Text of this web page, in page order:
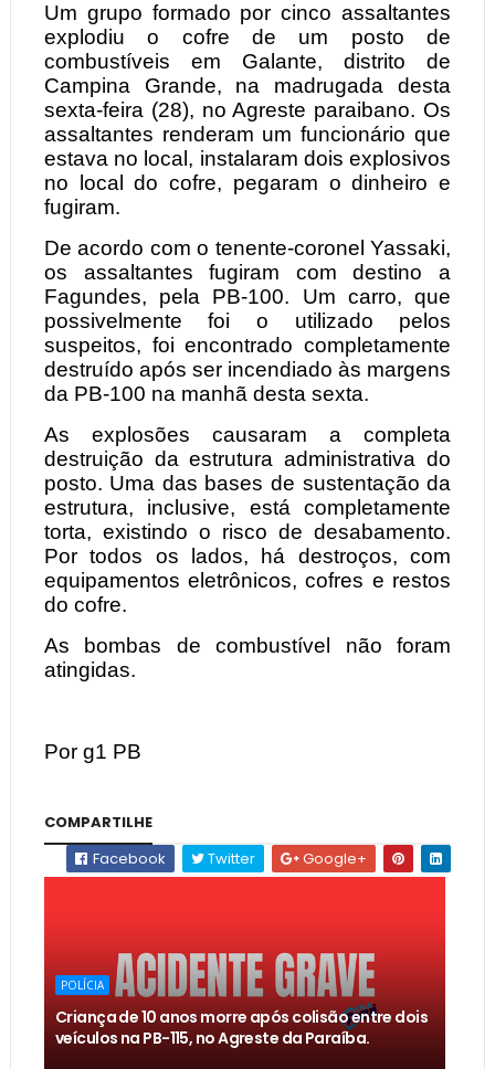
Um grupo formado por cinco assaltantes
explodiu o cofre de um posto de
combustíveis em Galante, distrito de
Campina Grande, na madrugada desta
sexta-feira (28), no Agreste paraibano. Os
assaltantes renderam um funcionário que
estava no local, instalaram dois explosivos
no local do cofre, pegaram o dinheiro e
fugiram.
De acordo com o tenente-coronel Yassaki,
os assaltantes fugiram com destino a
Fagundes, pela PB-100. Um carro, que
possivelmente foi o utilizado pelos
suspeitos, foi encontrado completamente
destruído após ser incendiado às margens
da PB-100 na manhã desta sexta.
As explosões causaram a completa
destruição da estrutura administrativa do
posto. Uma das bases de sustentação da
estrutura, inclusive, está completamente
torta, existindo o risco de desabamento.
Por todos os lados, há destroços, com
equipamentos eletrônicos, cofres e restos
do cofre.
As bombas de combustível não foram
atingidas.
Por g1 PB
COMPARTILHE
Facebook
Twitter Google+
POLÍCIA
Criança de 10 anos morre após colisão entre dois
veículos na PB-115, no Agreste da Paraíba.